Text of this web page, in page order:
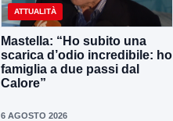
ATTUALITÀ
Mastella: “Ho subito una
scarica d’odio incredibile: ho
famiglia a due passi dal
Calore”
6 AGOSTO 2026